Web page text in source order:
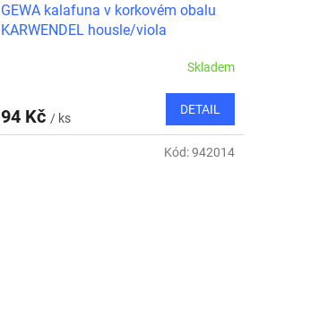
GEWA kalafuna v korkovém obalu
KARWENDEL housle/viola
Skladem
94 Kč / ks
DETAIL
Kód:942014